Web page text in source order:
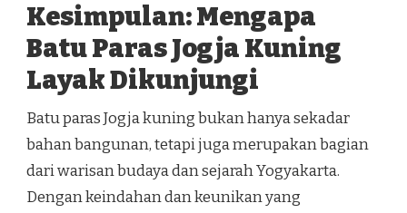
Kesimpulan: Mengapa
Batu Paras Jogja Kuning
Layak Dikunjungi
Batu paras Jogja kuning bukan hanya sekadar
bahan bangunan, tetapi juga merupakan bagian
dari warisan budaya dan sejarah Yogyakarta.
Dengan keindahan dan keunikan yang